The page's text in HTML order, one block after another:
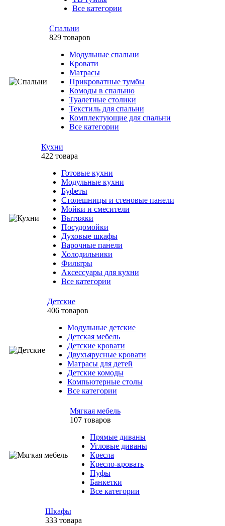
Все категории
Спальни
829 товаров
Модульные спальни
Кровати
Матрасы
Прикроватные тумбы
Комоды в спальню
Туалетные столики
Текстиль для спальни
Комплектующие для спальни
Все категории
Кухни
422 товара
Готовые кухни
Модульные кухни
Буфеты
Столешницы и стеновые панели
Мойки и смесители
Вытяжки
Посудомойки
Духовые шкафы
Варочные панели
Холодильники
Фильтры
Аксессуары для кухни
Все категории
Детские
406 товаров
Модульные детские
Детская мебель
Детские кровати
Двухъярусные кровати
Матрасы для детей
Детские комоды
Компьютерные столы
Все категории
Мягкая мебель
107 товаров
Прямые диваны
Угловые диваны
Кресла
Кресло-кровать
Пуфы
Банкетки
Все категории
Шкафы
333 товара